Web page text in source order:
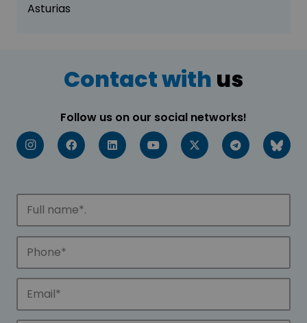
Asturias
Contact with us
Follow us on our social networks!